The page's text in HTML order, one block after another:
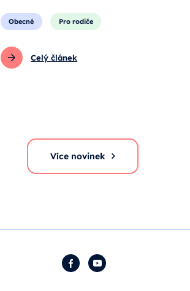
Obecné Pro rodiče
Celý článek
Více novinek
FacebookYouTube